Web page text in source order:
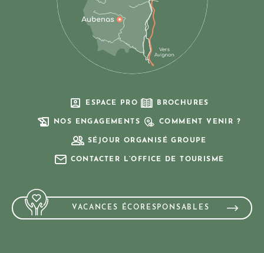
ESPACE PRO BROCHURES
NOS ENGAGEMENTS COMMENT VENIR ?
SÉJOUR ORGANISÉ GROUPE
CONTACTER L’OFFICE DE TOURISME
VACANCES ÉCORESPONSABLES